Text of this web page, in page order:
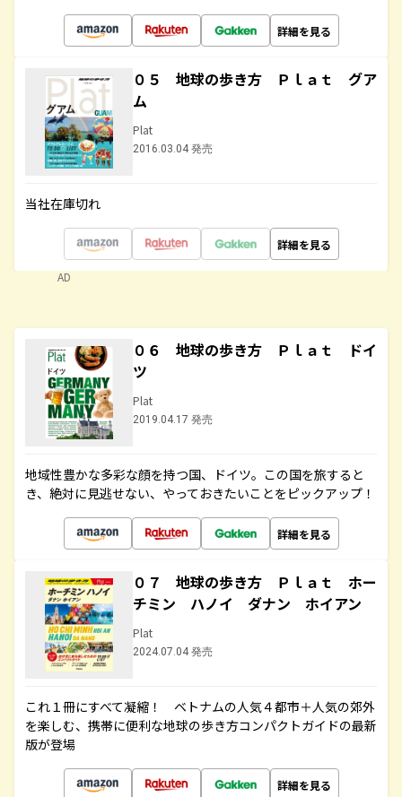
詳細を見る
０５ 地球の歩き方 Ｐｌａｔ グア
ム
Plat
2016.03.04 発売
当社在庫切れ
詳細を見る
AD
０６ 地球の歩き方 Ｐｌａｔ ドイ
ツ
Plat
2019.04.17 発売
地域性豊かな多彩な顔を持つ国、ドイツ。この国を旅すると
き、絶対に見逃せない、やっておきたいことをピックアップ！
詳細を見る
０７ 地球の歩き方 Ｐｌａｔ ホー
チミン ハノイ ダナン ホイアン
Plat
2024.07.04 発売
これ１冊にすべて凝縮！ ベトナムの人気４都市＋人気の郊外
を楽しむ、携帯に便利な地球の歩き方コンパクトガイドの最新
版が登場
詳細を見る